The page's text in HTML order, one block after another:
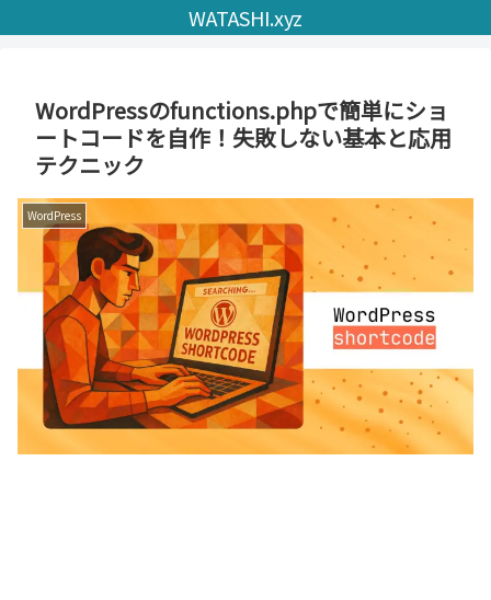
WATASHI.xyz
WordPressのfunctions.phpで簡単にショ
ートコードを自作！失敗しない基本と応用
テクニック
WordPress